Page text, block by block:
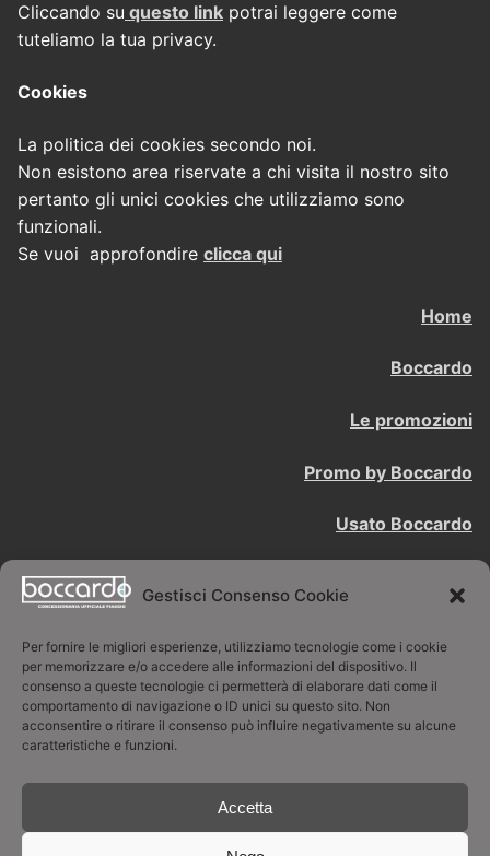
Gestisci Consenso Cookie
Per fornire le migliori esperienze, utilizziamo tecnologie come i cookie
per memorizzare e/o accedere alle informazioni del dispositivo. Il
consenso a queste tecnologie ci permetterà di elaborare dati come il
comportamento di navigazione o ID unici su questo sito. Non
acconsentire o ritirare il consenso può influire negativamente su alcune
caratteristiche e funzioni.
Accetta
Cliccando su questo link potrai leggere come
tuteliamo la tua privacy.
Cookies
La politica dei cookies secondo noi.
Non esistono area riservate a chi visita il nostro sito
pertanto gli unici cookies che utilizziamo sono
funzionali.
Se vuoi approfondire clicca qui
Home
Boccardo
Le promozioni
Promo by Boccardo
Usato Boccardo
BOCCARDO LUCIANO SNC
Concessionaria ufficiale Piaggio
Via Sestriere 28 -10024 Moncalieri TO
011/60.67.092 - boccardo@boccardo.it